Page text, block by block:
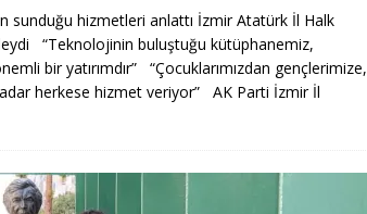
sunduğu hizmetleri anlattı İzmir Atatürk İl Halk
“Teknolojinin buluştuğu kütüphanemiz,
bir yatırımdır” “Çocuklarımızdan gençlerimize,
herkese hizmet veriyor” AK Parti İzmir İl